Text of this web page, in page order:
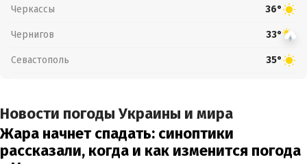
Черкассы 36°
Чернигов 33°
Севастополь 35°
Новости погоды Украины и мира
Жара начнет спадать: синоптики
рассказали, когда и как изменится погода